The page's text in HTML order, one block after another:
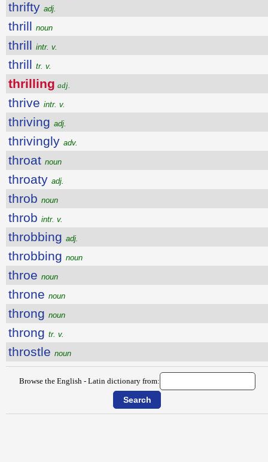
thrifty adj.
thrill noun
thrill intr. v.
thrill tr. v.
thrilling adj.
thrive intr. v.
thriving adj.
thrivingly adv.
throat noun
throaty adj.
throb noun
throb intr. v.
throbbing adj.
throbbing noun
throe noun
throne noun
throng noun
throng tr. v.
throstle noun
Browse the English - Latin dictionary from: